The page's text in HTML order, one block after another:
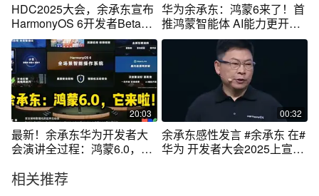
HDC2025大会，余承东宣布
HarmonyOS 6开发者Beta测
试启动 #余承东称635天创造
鸿蒙速度 #鸿蒙是中国科技力
量的集体冲锋 #华为开发者大
会 #华为鸿蒙6操作系统亮相
华为余承东：鸿蒙6来了！首
推鸿蒙智能体 AI能力更开放
6月20日，在#华为开发者大
会2025 上，华为常务董事、
终端BG董事长#余承东 宣布#
华为 终端发布#鸿蒙60开发
者Beta 版本，首次推出 #鸿
蒙智能体 、互联架构。#鸿蒙
星光计划
20:03
最新！余承东华为开发者大
会演讲全过程：鸿蒙6.0，它
00:32
余承东感性发言 #余承东 在#
华为 开发者大会2025上宣布
相关推荐